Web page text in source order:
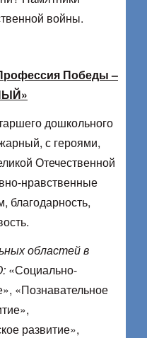
войны.
Победы –
дошкольного
с героями,
Отечественной
нравственные
благодарность,
областей в
«Социально-
«Познавательное
развитие»,